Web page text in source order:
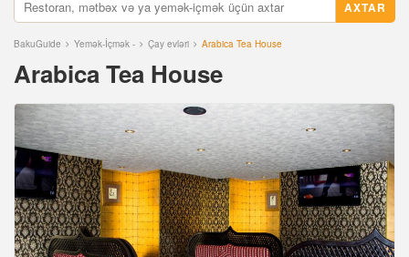
AXTAR
BakuGuide Yemək-İçmək - Çay evləri Arabica Tea House
Arabica Tea House